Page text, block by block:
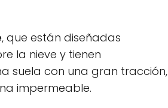
, que están diseñadas
la nieve y tienen
suela con una gran tracción,
impermeable.